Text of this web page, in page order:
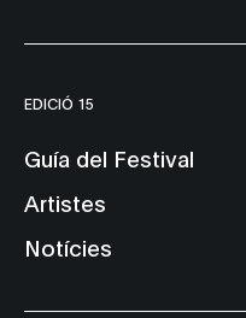
EDICIÓ 15
Guía del Festival
Artistes
Notícies